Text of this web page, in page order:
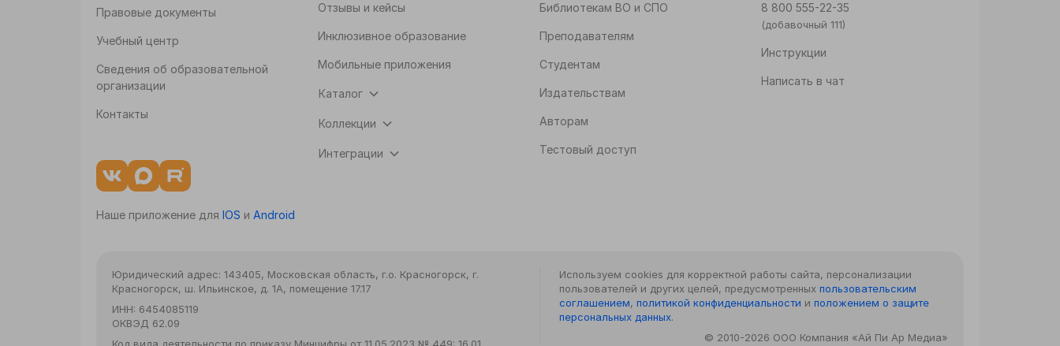
Правовые документы
Учебный центр
Сведения об образовательной
организации
Контакты
Наше приложение для IOS и Android
Отзывы и кейсы
Инклюзивное образование
Мобильные приложения
Каталог
Коллекции
Интеграции
Библиотекам ВО и СПО
Преподавателям
Студентам
Издательствам
Авторам
Тестовый доступ
8 800 555-22-35
(добавочный 111)
Инструкции
Написать в чат
Юридический адрес: 143405, Московская область, г.о. Красногорск, г.
Красногорск, ш. Ильинское, д. 1А, помещение 17.17
ИНН: 6454085119
ОКВЭД 62.09
Используем cookies для корректной работы сайта, персонализации
пользователей и других целей, предусмотренных пользовательским
соглашением, политикой конфиденциальности и положением о защите
персональных данных.
© 2010-2026 ООО Компания «Ай Пи Ар Медиа»